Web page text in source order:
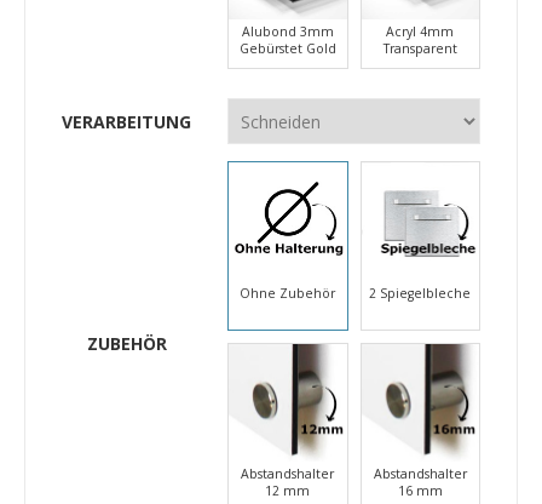
Alubond 3mm
Gebürstet Gold
Acryl 4mm
Transparent
VERARBEITUNG
ZUBEHÖR
Ohne Zubehör 2 Spiegelbleche
Abstandshalter
12 mm
Abstandshalter
16 mm